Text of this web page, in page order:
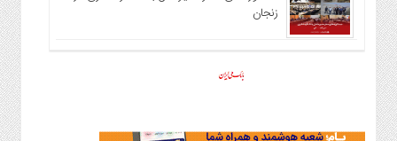
زنجان